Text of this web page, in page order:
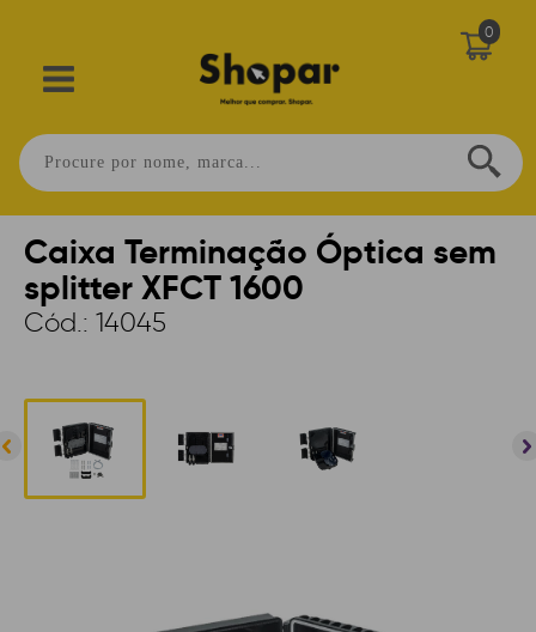
0
Caixa Terminação Óptica sem
splitter XFCT 1600
Cód.: 14045